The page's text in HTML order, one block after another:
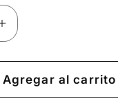
Aumentar
cantidad
para
Correa
para
Agregar al carrito